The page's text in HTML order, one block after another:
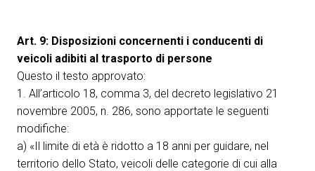
Art. 9: Disposizioni concernenti i conducenti di
veicoli adibiti al trasporto di persone
Questo il testo approvato:
1. All’articolo 18, comma 3, del decreto legislativo 21
novembre 2005, n. 286, sono apportate le seguenti
modifiche:
a) «Il limite di età è ridotto a 18 anni per guidare, nel
territorio dello Stato, veicoli delle categorie di cui alla